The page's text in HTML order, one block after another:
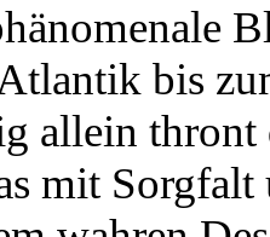
bis
allein thront
mit